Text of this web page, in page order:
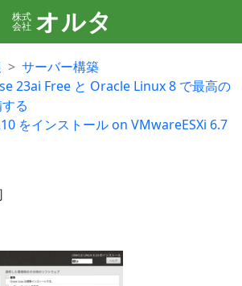
株式
会社 オルタ
サーバー構築
23ai Free と Oracle Linux 8 で最高の
る
をインストール on VMwareESXi 6.7